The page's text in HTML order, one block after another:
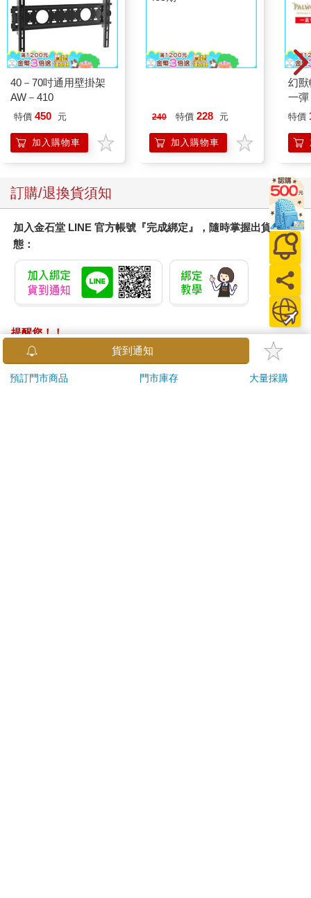
40－70吋通用壁掛架
AW－410
特價 450 元
加入購物車
240 特價 228 元
加入購物車
幻
一彈
特價
訂購/退換貨須知
加入金石堂 LINE 官方帳號『完成綁定』，隨時掌握出貨動
態：
提醒您！！
金石堂及銀行均不會請您操作ATM! 如接獲電話要求您前往
ATM提款機，請不要聽從指示，以免受騙上當！